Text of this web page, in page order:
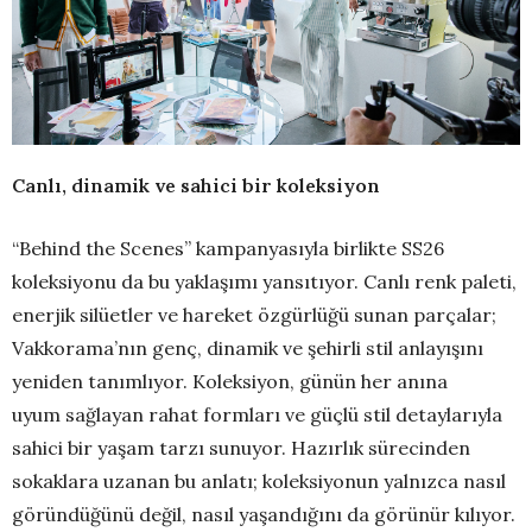
Canlı, dinamik ve sahici bir koleksiyon
“Behind the Scenes” kampanyasıyla birlikte SS26
koleksiyonu da bu yaklaşımı yansıtıyor. Canlı renk paleti,
enerjik silüetler ve hareket özgürlüğü sunan parçalar;
Vakkorama’nın genç, dinamik ve şehirli stil anlayışını
yeniden tanımlıyor. Koleksiyon, günün her anına
uyum sağlayan rahat formları ve güçlü stil detaylarıyla
sahici bir yaşam tarzı sunuyor. Hazırlık sürecinden
sokaklara uzanan bu anlatı; koleksiyonun yalnızca nasıl
göründüğünü değil, nasıl yaşandığını da görünür kılıyor.